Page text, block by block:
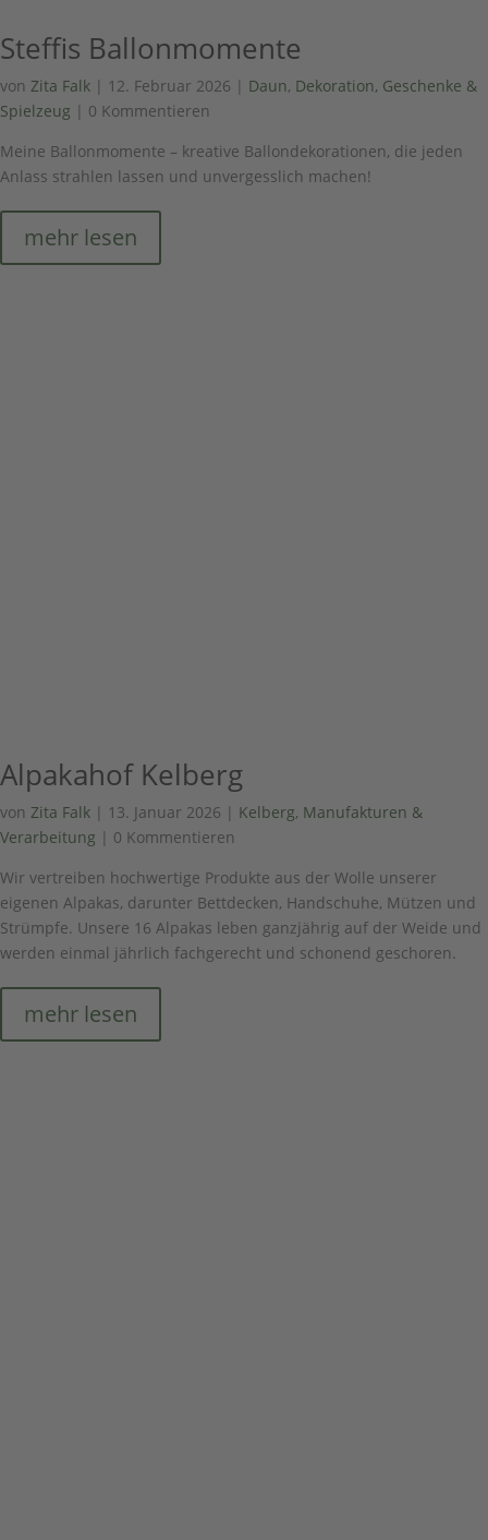
Steffis Ballonmomente
von Zita Falk | 12. Februar 2026 | Daun, Dekoration, Geschenke &
Spielzeug | 0 Kommentieren
Meine Ballonmomente – kreative Ballondekorationen, die jeden
Anlass strahlen lassen und unvergesslich machen!
mehr lesen
Alpakahof Kelberg
von Zita Falk | 13. Januar 2026 | Kelberg, Manufakturen &
Verarbeitung | 0 Kommentieren
Wir vertreiben hochwertige Produkte aus der Wolle unserer
eigenen Alpakas, darunter Bettdecken, Handschuhe, Mützen und
Strümpfe. Unsere 16 Alpakas leben ganzjährig auf der Weide und
werden einmal jährlich fachgerecht und schonend geschoren.
mehr lesen